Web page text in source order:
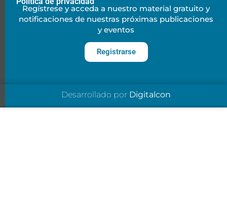
Regístrese y acceda a nuestro material gratuito y
notificaciones de nuestras próximas publicaciones
y eventos
Registrarse
Desarrollado por Digitalcon